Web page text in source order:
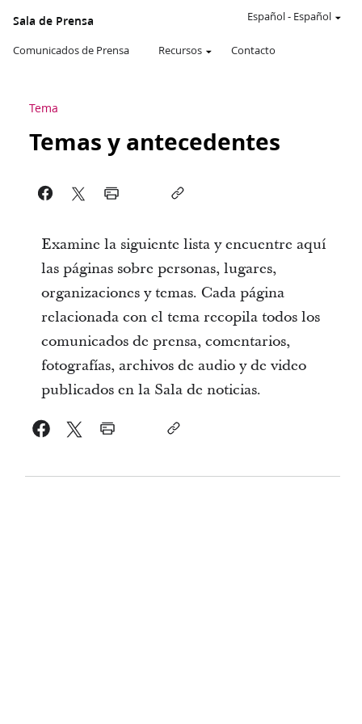
Sala de Prensa
Comunicados de Prensa Recursos Contacto
Español- Español
Tema
Temas y antecedentes
Examine la siguiente lista y encuentre aquí
las páginas sobre personas, lugares,
organizaciones y temas. Cada página
relacionada con el tema recopila todos los
comunicados de prensa, comentarios,
fotografías, archivos de audio y de video
publicados en la Sala de noticias.